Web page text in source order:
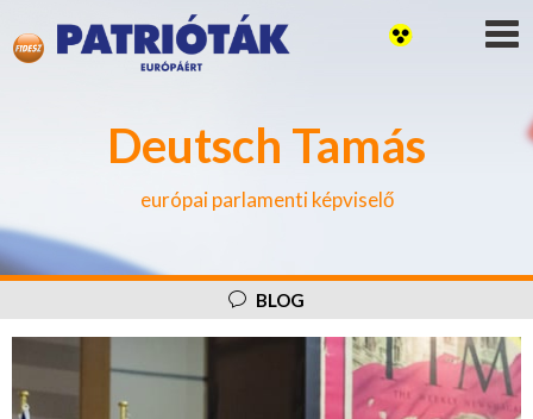
Deutsch Tamás
európai parlamenti képviselő
BLOG